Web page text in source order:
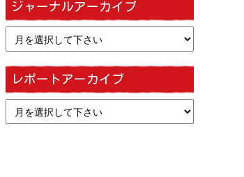
ジャーナルアーカイブ
レポートアーカイブ